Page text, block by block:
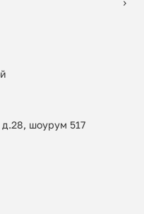
шоурум 517